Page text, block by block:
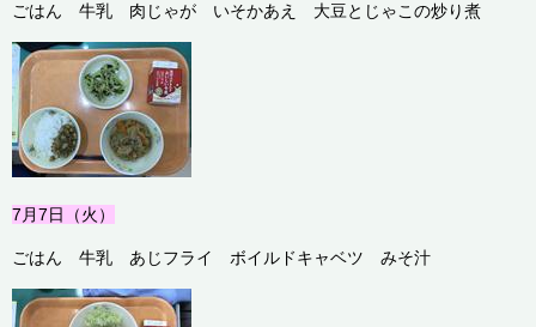
ごはん 牛乳 肉じゃが いそかあえ 大豆とじゃこの炒り煮
7月7日（火）
ごはん 牛乳 あじフライ ボイルドキャベツ みそ汁